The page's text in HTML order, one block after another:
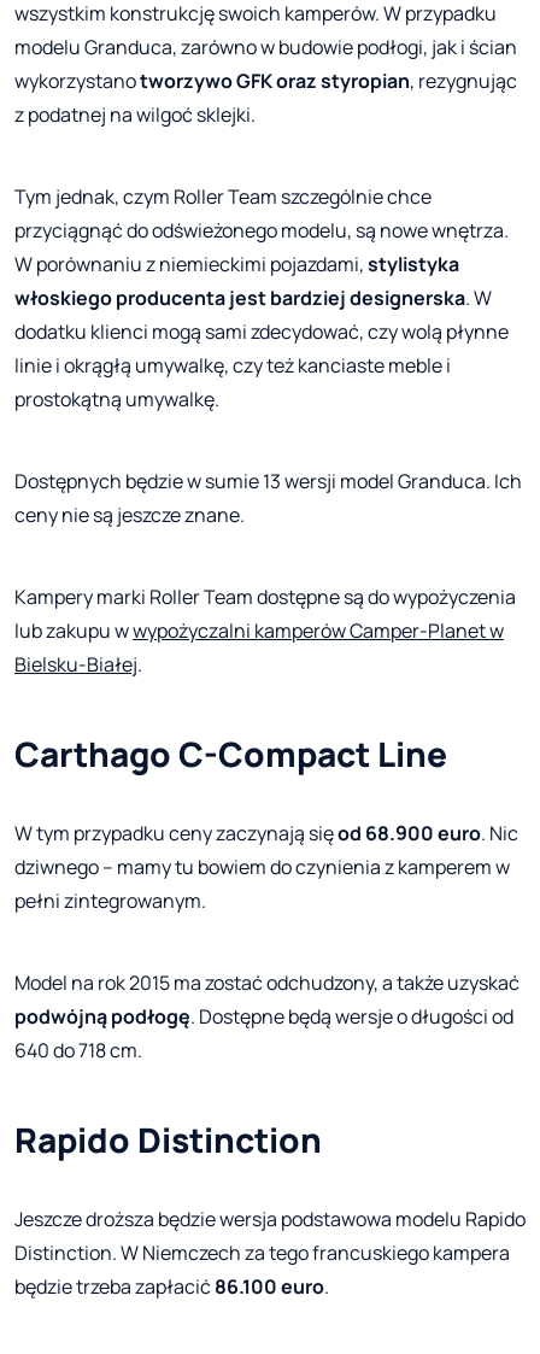
wszystkim konstrukcję swoich kamperów. W przypadku
modelu Granduca, zarówno w budowie podłogi, jak i ścian
wykorzystanotworzywo GFK oraz styropian, rezygnując
z podatnej na wilgoć sklejki.
Tym jednak, czym Roller Team szczególnie chce
przyciągnąć do odświeżonego modelu, są nowe wnętrza.
W porównaniu z niemieckimi pojazdami,stylistyka
włoskiego producenta jest bardziej designerska. W
dodatku klienci mogą sami zdecydować, czy wolą płynne
linie i okrągłą umywalkę, czy też kanciaste meble i
prostokątną umywalkę.
Dostępnych będzie w sumie 13 wersji model Granduca. Ich
ceny nie są jeszcze znane.
Kampery marki Roller Team dostępne są do wypożyczenia
lub zakupu wwypożyczalni kamperów Camper-Planet w
Bielsku-Białej.
Carthago C-Compact Line
W tym przypadku ceny zaczynają sięod 68.900 euro. Nic
dziwnego – mamy tu bowiem do czynienia z kamperem w
pełni zintegrowanym.
Model na rok 2015 ma zostać odchudzony, a także uzyskać
podwójną podłogę. Dostępne będą wersje o długości od
640 do 718 cm.
Rapido Distinction
Jeszcze droższa będzie wersja podstawowa modelu Rapido
Distinction. W Niemczech za tego francuskiego kampera
będzie trzeba zapłacić86.100 euro.